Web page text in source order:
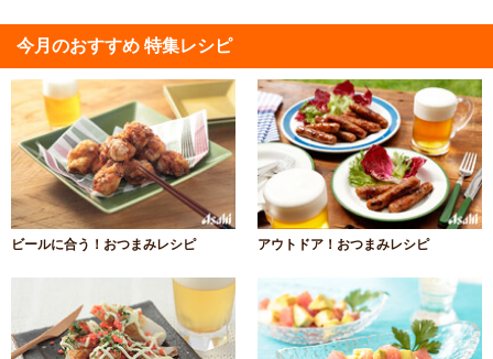
今月のおすすめ 特集レシピ
ビールに合う！おつまみレシピ アウトドア！おつまみレシピ